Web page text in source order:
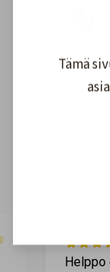
Helppo
Tämä